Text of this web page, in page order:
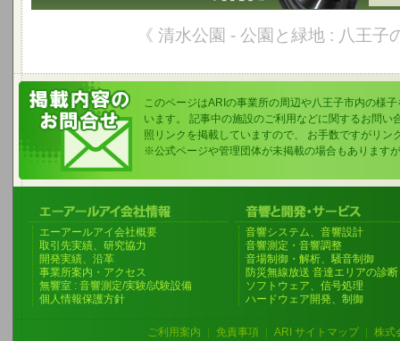
《 清水公園 - 公園と緑地 : 八王子
このページはARIの事業所の周辺や八王子市内の様
います。 記事中の施設のご利用などに関するお問い
照リンクを掲載していますので、 お手数ですがリン
※公式ページや管理団体が未掲載の場合もあります
エーアールアイ会社概要
取引先実績、研究協力
開発実績、沿革
事業所案内・アクセス
無響室 : 音響測定/実験/試験設備
個人情報保護方針
音響システム、音響設計
音響測定・音響調整
音場制御・解析、騒音制御
防災無線放送 音達エリアの診断
ソフトウェア、信号処理
ハードウェア開発、制御
ご利用案内 免責事項 ARI サイトマップ
株式